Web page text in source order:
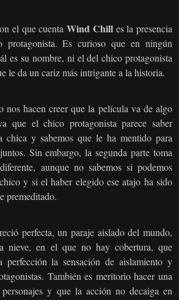
el que cuentaWind Chilles la presencia
Es curioso que en ningún
es su nombre, ni el del chico protagonista
le da un cariz más intrigante a la historia.
nos hacen creer que la película va de algo
que el chico protagonista parece saber
chica y sabemos que le ha mentido para
Sin embargo, la segunda parte toma
aunque no sabemos si podemos
y si el haber elegido ese atajo ha sido
premeditado.
perfecta, un paraje aislado del mundo,
nieve, en el que no hay cobertura, que
perfección la sensación de aislamiento y
También es meritorio hacer una
y que la acción no decaiga en